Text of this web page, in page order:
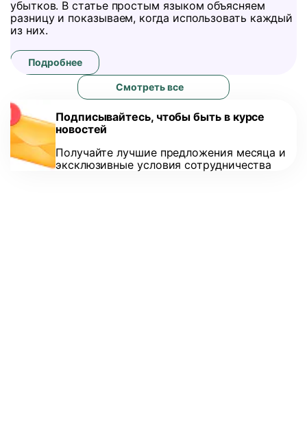
убытков. В статье простым языком объясняем
разницу и показываем, когда использовать каждый
из них.
Подробнее
Смотреть все
Подписывайтесь, чтобы быть в курсе
новостей
Получайте лучшие предложения месяца и
эксклюзивные условия сотрудничества